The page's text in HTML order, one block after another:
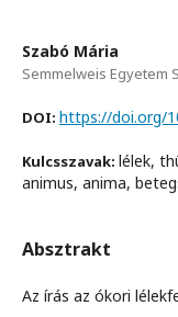
Szabó Mária
Semmelweis Egyetem
DOI: https://doi.org/
Kulcsszavak: lélek,
animus, anima,
Absztrakt
Az írás az ókori